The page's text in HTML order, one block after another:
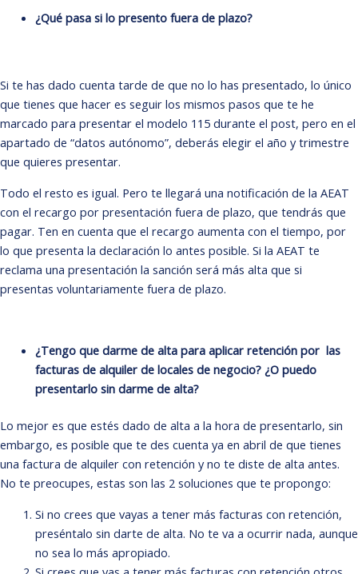
¿Qué pasa si lo presento fuera de plazo?
Si te has dado cuenta tarde de que no lo has presentado, lo único
que tienes que hacer es seguir los mismos pasos que te he
marcado para presentar el modelo 115 durante el post, pero en el
apartado de “datos autónomo”, deberás elegir el año y trimestre
que quieres presentar.
Todo el resto es igual. Pero te llegará una notificación de la AEAT
con el recargo por presentación fuera de plazo, que tendrás que
pagar. Ten en cuenta que el recargo aumenta con el tiempo, por
lo que presenta la declaración lo antes posible. Si la AEAT te
reclama una presentación la sanción será más alta que si
presentas voluntariamente fuera de plazo.
¿Tengo que darme de alta para aplicar retención por las
facturas de alquiler de locales de negocio? ¿O puedo
presentarlo sin darme de alta?
Lo mejor es que estés dado de alta a la hora de presentarlo, sin
embargo, es posible que te des cuenta ya en abril de que tienes
una factura de alquiler con retención y no te diste de alta antes.
No te preocupes, estas son las 2 soluciones que te propongo:
Si no crees que vayas a tener más facturas con retención,
preséntalo sin darte de alta. No te va a ocurrir nada, aunque
no sea lo más apropiado.